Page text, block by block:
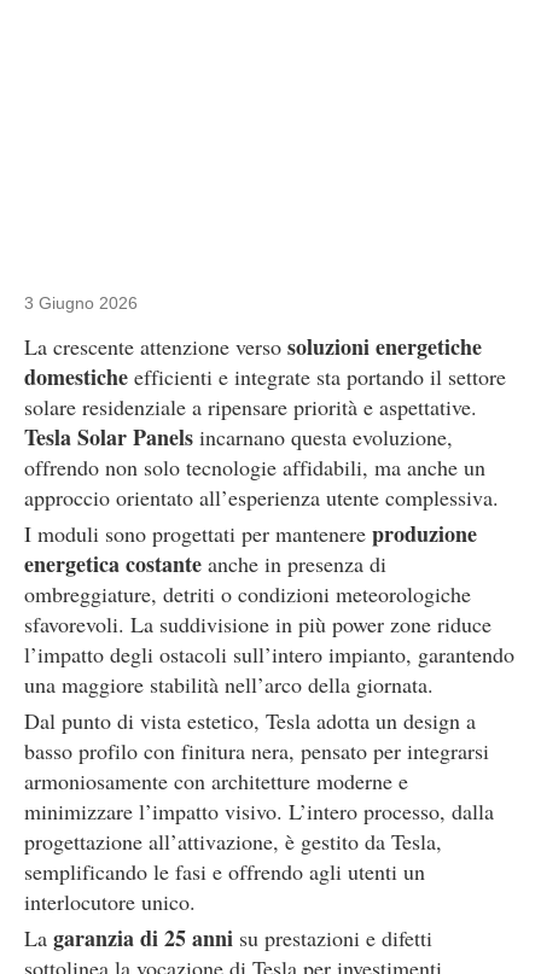
3 Giugno 2026
La crescente attenzione verso soluzioni energetiche
domestiche efficienti e integrate sta portando il settore
solare residenziale a ripensare priorità e aspettative.
Tesla Solar Panels incarnano questa evoluzione,
offrendo non solo tecnologie affidabili, ma anche un
approccio orientato all’esperienza utente complessiva.
I moduli sono progettati per mantenere produzione
energetica costante anche in presenza di
ombreggiature, detriti o condizioni meteorologiche
sfavorevoli. La suddivisione in più power zone riduce
l’impatto degli ostacoli sull’intero impianto, garantendo
una maggiore stabilità nell’arco della giornata.
Dal punto di vista estetico, Tesla adotta un design a
basso profilo con finitura nera, pensato per integrarsi
armoniosamente con architetture moderne e
minimizzare l’impatto visivo. L’intero processo, dalla
progettazione all’attivazione, è gestito da Tesla,
semplificando le fasi e offrendo agli utenti un
interlocutore unico.
La garanzia di 25 anni su prestazioni e difetti
sottolinea la vocazione di Tesla per investimenti